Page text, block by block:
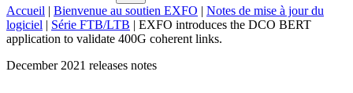
FR
Solutions
Accueil | Bienvenue au soutien EXFO | Notes de mise à jour du
logiciel | Série FTB/LTB | EXFO introduces the DCO BERT
application to validate 400G coherent links.
December 2021 releases notes